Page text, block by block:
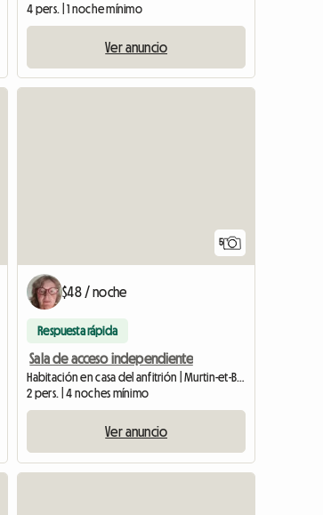
4 pers. | 1 noche mínimo
Ver anuncio
5
$48 / noche
Respuesta rápida
Sala de acceso independiente
Habitación en casa del anfitrión | Murtin-et-Bogny (08150) | 20 M2
2 pers. | 4 noches mínimo
Ver anuncio